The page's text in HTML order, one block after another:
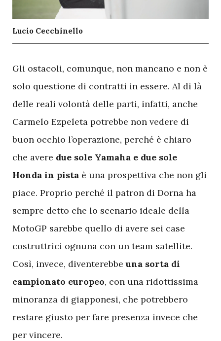
Lucio Cecchinello
Gli ostacoli, comunque, non mancano e non è
solo questione di contratti in essere. Al di là
delle reali volontà delle parti, infatti, anche
Carmelo Ezpeleta potrebbe non vedere di
buon occhio l’operazione, perché è chiaro
che avere due sole Yamaha e due sole
Honda in pista è una prospettiva che non gli
piace. Proprio perché il patron di Dorna ha
sempre detto che lo scenario ideale della
MotoGP sarebbe quello di avere sei case
costruttrici ognuna con un team satellite.
Così, invece, diventerebbeuna sorta di
campionato europeo, con una ridottissima
minoranza di giapponesi, che potrebbero
restare giusto per fare presenza invece che
per vincere.